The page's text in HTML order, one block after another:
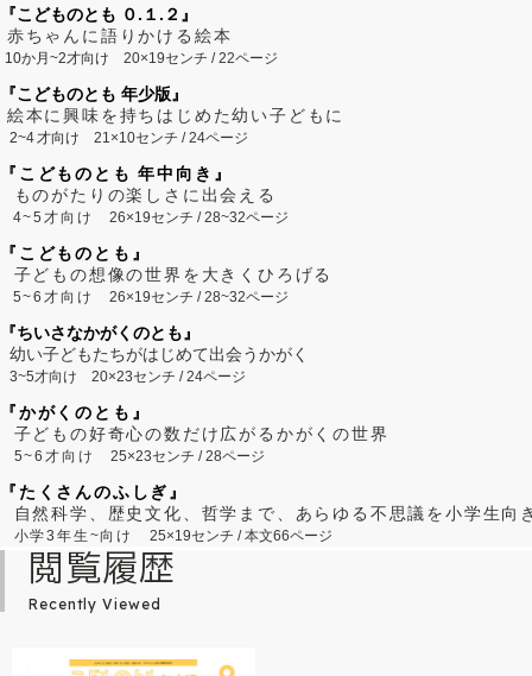
『こどものとも ０.１.２』
赤ちゃんに語りかける絵本
10か月~2才向け 20×19センチ / 22ページ
『こどものとも 年少版』
絵本に興味を持ちはじめた幼い子どもに
2~4才向け 21×10センチ / 24ページ
『こどものとも 年中向き』
ものがたりの楽しさに出会える
4~5才向け26×19センチ / 28~32ページ
『こどものとも』
子どもの想像の世界を大きくひろげる
5~6才向け26×19センチ / 28~32ページ
『ちいさなかがくのとも』
幼い子どもたちがはじめて出会うかがく
3~5才向け 20×23センチ / 24ページ
『かがくのとも』
子どもの好奇心の数だけ広がるかがくの世界
5~6才向け25×23センチ / 28ページ
『たくさんのふしぎ』
自然科学、歴史文化、哲学まで、あらゆる不思議を小学生向
小学3年生~向け 25×19センチ / 本文66ページ
閲覧履歴
Recently Viewed